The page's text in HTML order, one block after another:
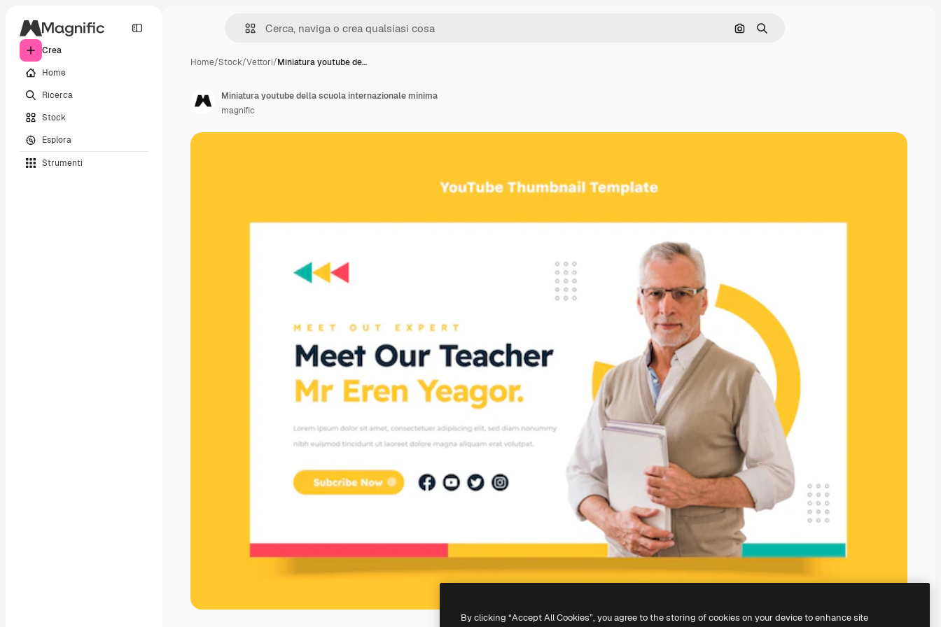
Crea
Home
Ricerca
Stock
Esplora
Strumenti
Cerca per immagine
Ricerca
Home/Stock/Vettori/Miniatura youtube de…
Miniatura youtube della scuola internazionale minima
magnific
By clicking “Accept All Cookies”, you agree to the storing of cookies on your device to enhance site